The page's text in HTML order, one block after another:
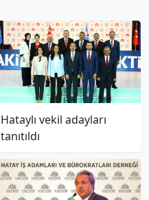
Hataylı vekil adayları
tanıtıldı